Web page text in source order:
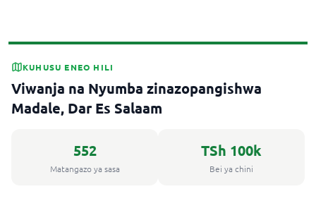
KUHUSU ENEO HILI
Viwanja na Nyumba zinazopangishwa
Madale, Dar Es Salaam
552
Matangazo ya sasa
TSh 100k
Bei ya chini